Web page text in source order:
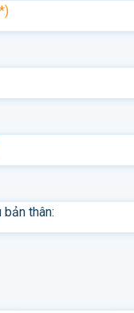
thân: